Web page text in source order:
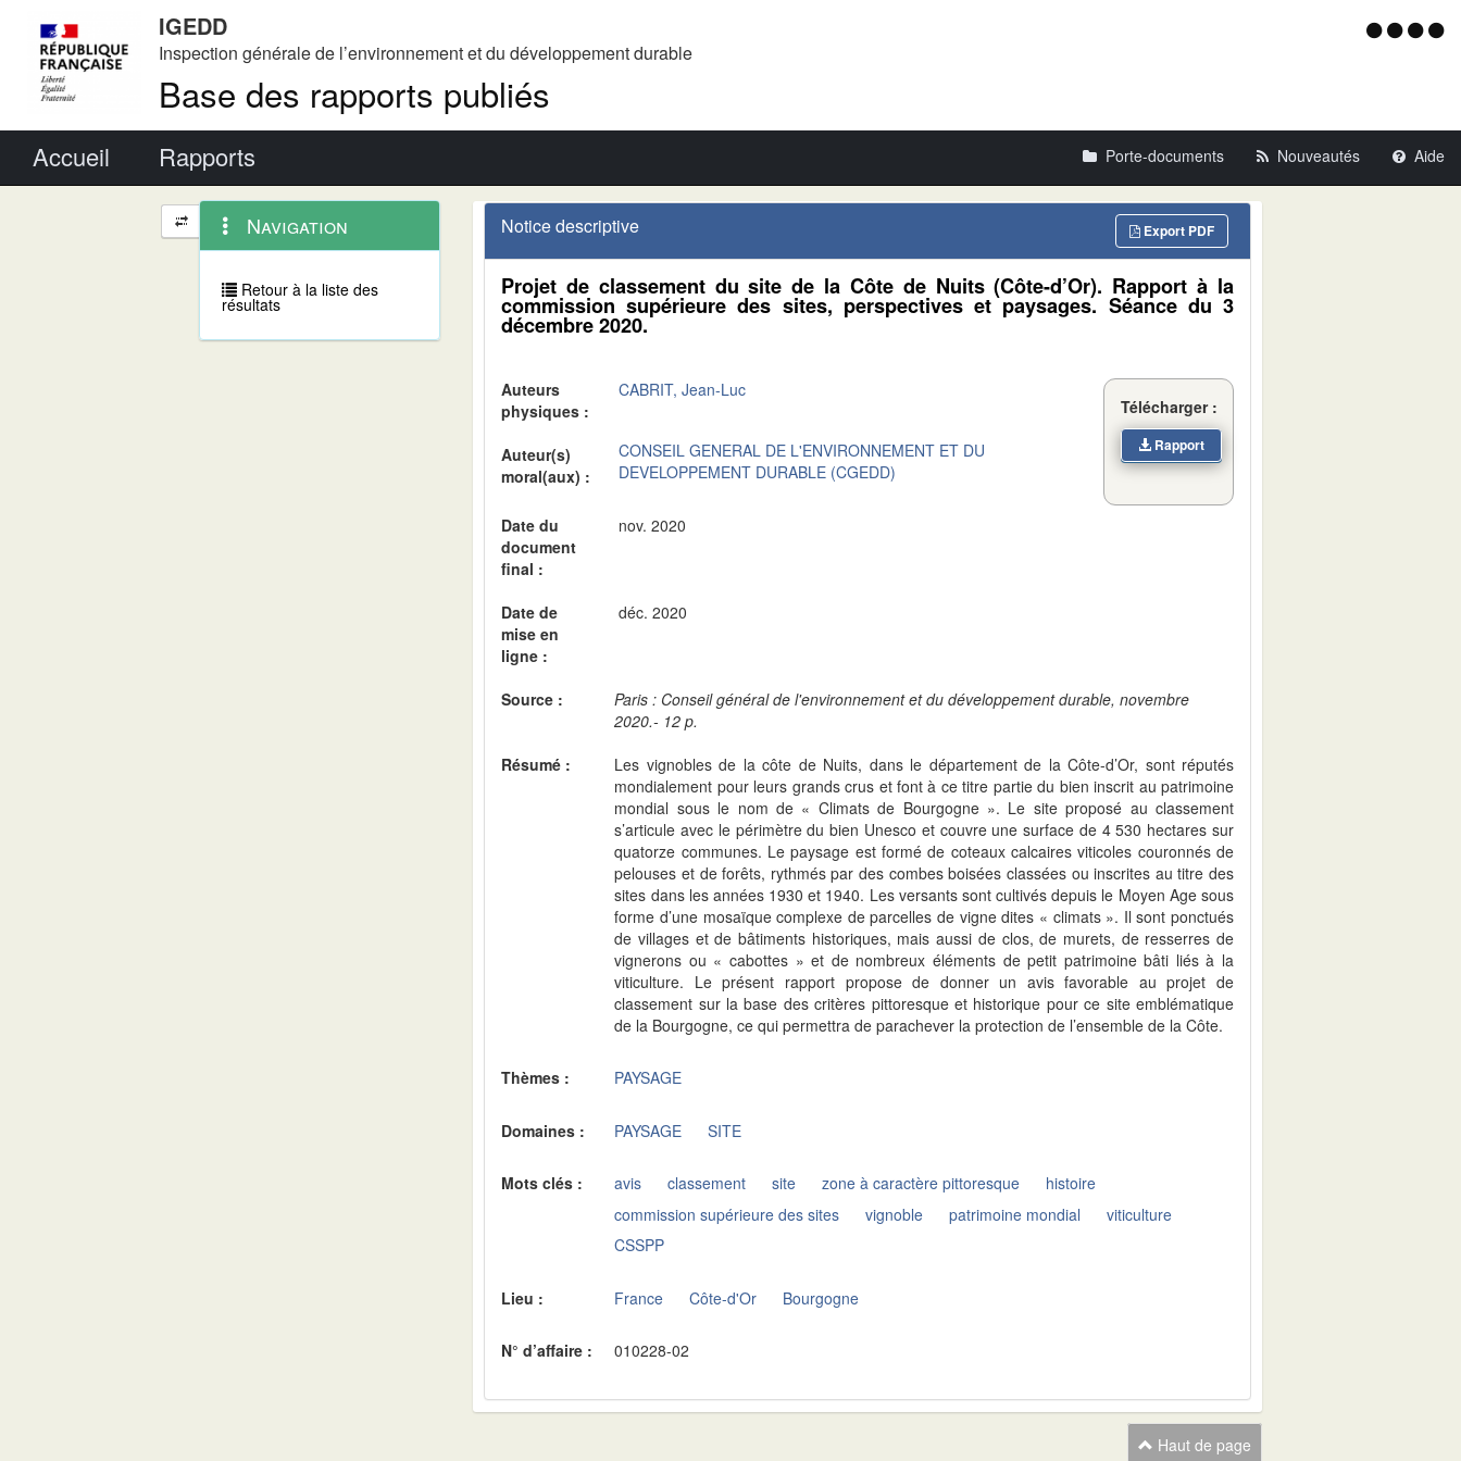
IGEDD
Inspection générale de l’environnement et du développement durable
Base des rapports publiés
Menu
Accueil Rapports Porte-documents Nouveautés Aide
Navigation
et
outils
annexes
contextuel
Navigation
Retour à la liste des
résultats
Notice descriptive Export PDF
Projet de classement du site de la Côte de Nuits (Côte-d’Or). Rapport à la
commission supérieure des sites, perspectives et paysages. Séance du 3
décembre 2020.
Auteurs
physiques :
CABRIT, Jean-Luc
Auteur(s)
moral(aux) :
CONSEIL GENERAL DE L'ENVIRONNEMENT ET DU
DEVELOPPEMENT DURABLE (CGEDD)
Date du
document
final :
nov. 2020
Date de
mise en
ligne :
déc. 2020
Télécharger :
Rapport
Source :
Paris : Conseil général de l'environnement et du développement durable, novembre
2020.- 12 p.
Résumé :
Les vignobles de la côte de Nuits, dans le département de la Côte-d’Or, sont réputés
mondialement pour leurs grands crus et font à ce titre partie du bien inscrit au patrimoine
mondial sous le nom de « Climats de Bourgogne ». Le site proposé au classement
s’articule avec le périmètre du bien Unesco et couvre une surface de 4 530 hectares sur
quatorze communes. Le paysage est formé de coteaux calcaires viticoles couronnés de
pelouses et de forêts, rythmés par des combes boisées classées ou inscrites au titre des
sites dans les années 1930 et 1940. Les versants sont cultivés depuis le Moyen Age sous
forme d’une mosaïque complexe de parcelles de vigne dites « climats ». Il sont ponctués
de villages et de bâtiments historiques, mais aussi de clos, de murets, de resserres de
vignerons ou « cabottes » et de nombreux éléments de petit patrimoine bâti liés à la
viticulture. Le présent rapport propose de donner un avis favorable au projet de
classement sur la base des critères pittoresque et historique pour ce site emblématique
de la Bourgogne, ce qui permettra de parachever la protection de l’ensemble de la Côte.
Thèmes : PAYSAGE
Domaines : PAYSAGE SITE
Mots clés : avis classement site zone à caractère pittoresque
histoire
commission supérieure des sites
vignoble patrimoine mondial
viticulture
CSSPP
Lieu : France Côte-d'Or Bourgogne
N° d’affaire : 010228-02
Haut de page